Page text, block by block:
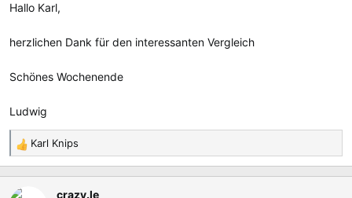
n
Hallo Karl,
herzlichen Dank für den interessanten Vergleich
Schönes Wochenende
Ludwig
R
e
a
Karl Knips
crazy.le